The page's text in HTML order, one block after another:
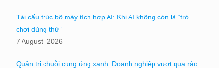
Tái cấu trúc bộ máy tích hợp AI: Khi AI không còn là “trò
chơi dùng thử”
7 August, 2026
Quản trị chuỗi cung ứng xanh: Doanh nghiệp vượt qua rào